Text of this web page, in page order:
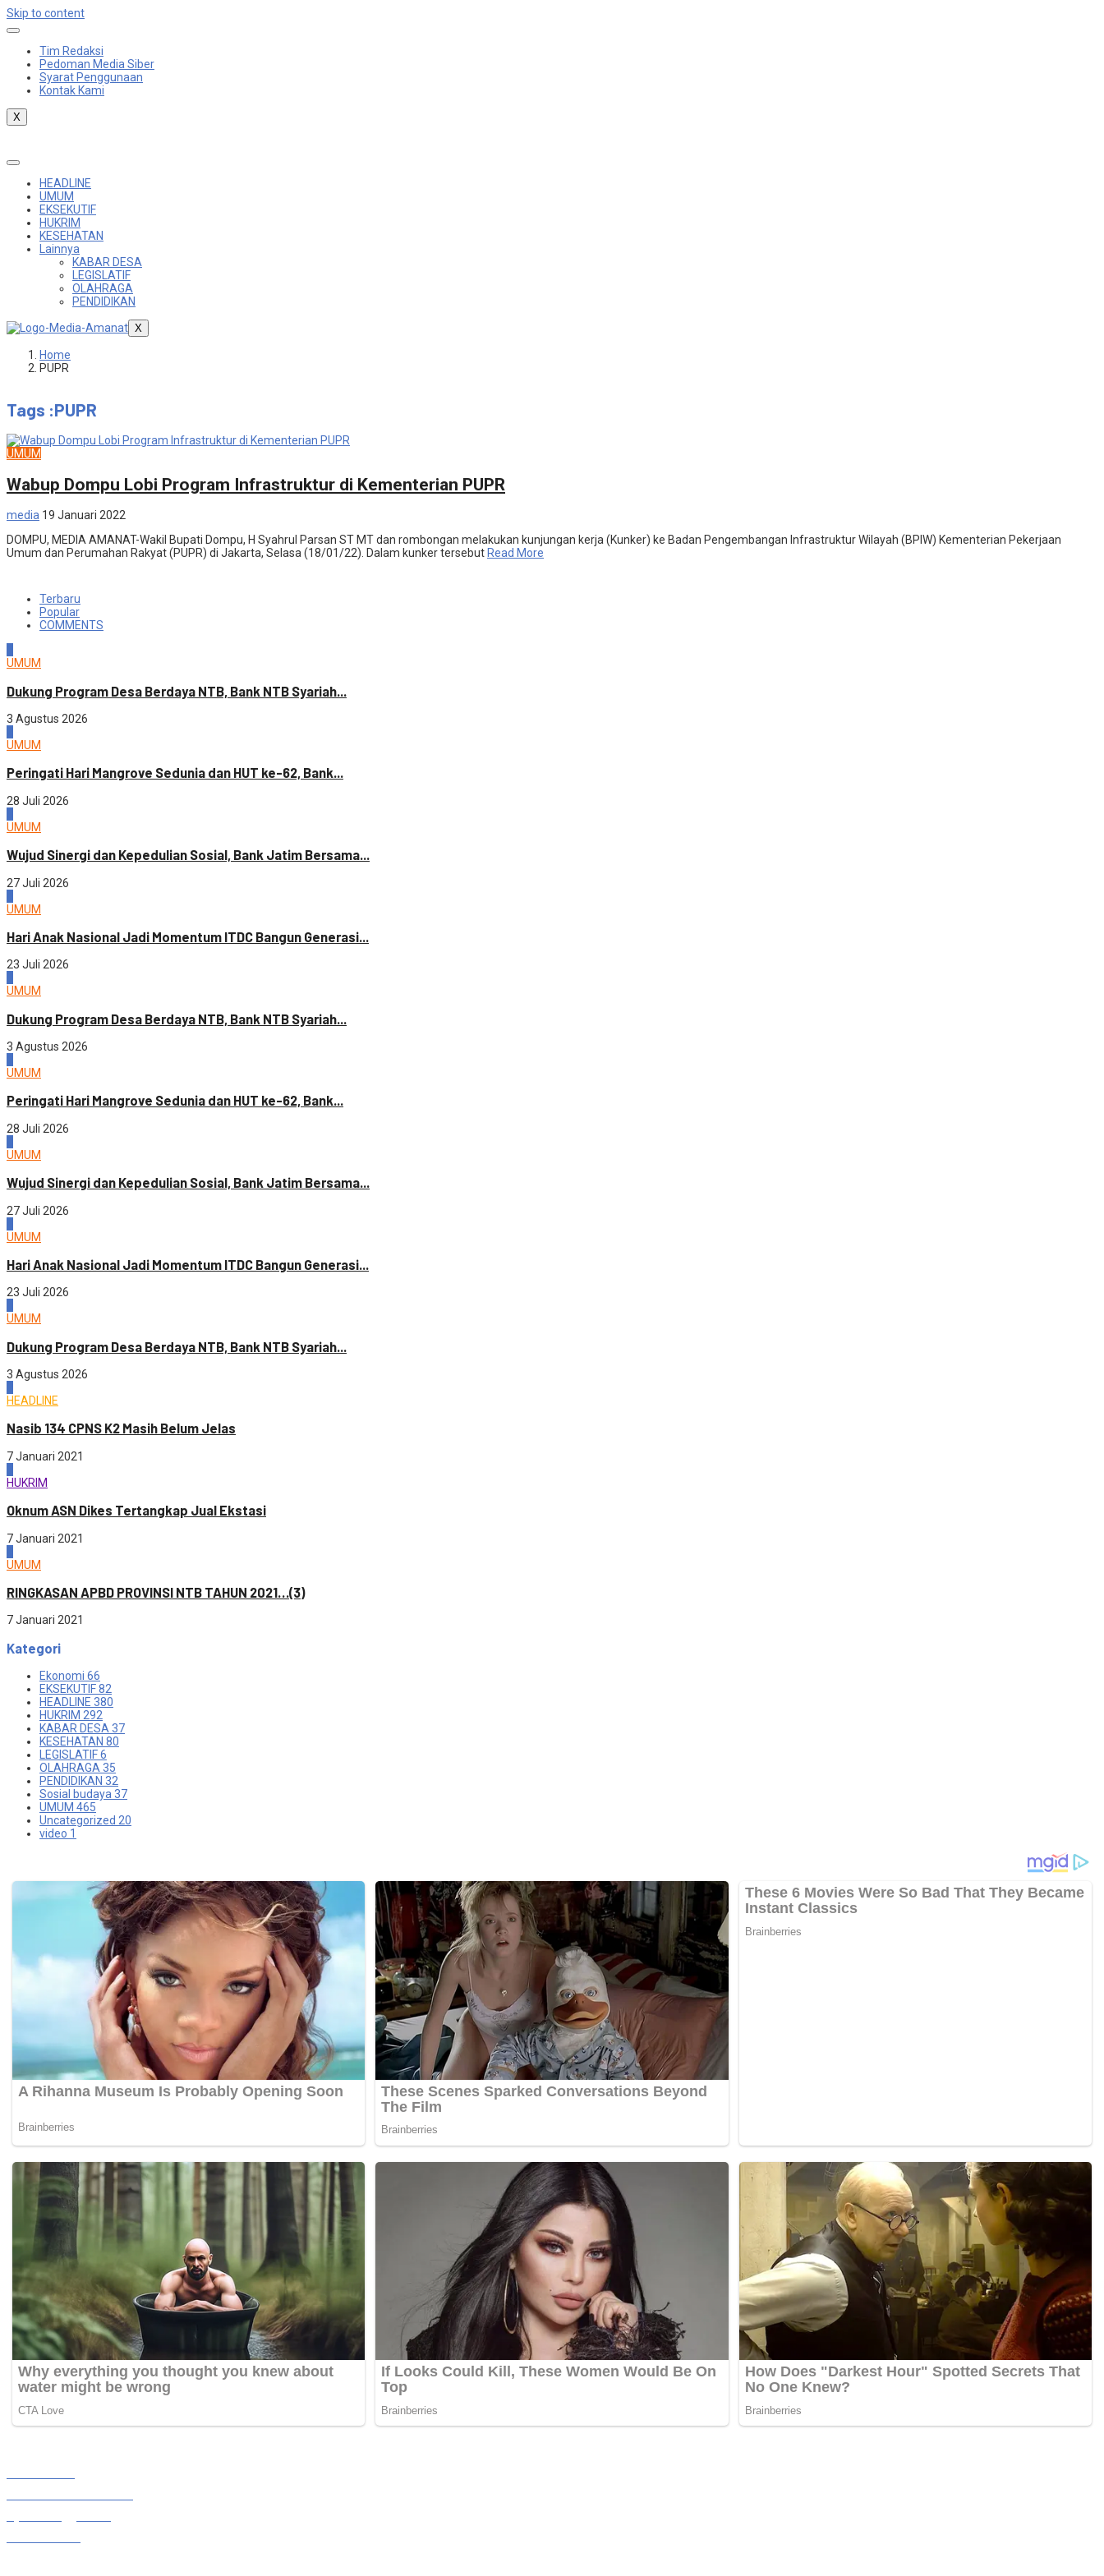
Skip to content
Tim Redaksi
Pedoman Media Siber
Syarat Penggunaan
Kontak Kami
X
HEADLINE
UMUM
EKSEKUTIF
HUKRIM
KESEHATAN
Lainnya
KABAR DESA
LEGISLATIF
OLAHRAGA
PENDIDIKAN
X
Home
PUPR
Tags :PUPR
UMUM
Wabup Dompu Lobi Program Infrastruktur di Kementerian PUPR
media 19 Januari 2022
DOMPU, MEDIA AMANAT-Wakil Bupati Dompu, H Syahrul Parsan ST MT dan rombongan melakukan kunjungan kerja (Kunker) ke Badan Pengembangan Infrastruktur Wilayah (BPIW) Kementerian Pekerjaan
Umum dan Perumahan Rakyat (PUPR) di Jakarta, Selasa (18/01/22). Dalam kunker tersebut Read More
Terbaru
Popular
COMMENTS
UMUM
Dukung Program Desa Berdaya NTB, Bank NTB Syariah...
3 Agustus 2026
UMUM
Peringati Hari Mangrove Sedunia dan HUT ke-62, Bank...
28 Juli 2026
UMUM
Wujud Sinergi dan Kepedulian Sosial, Bank Jatim Bersama...
27 Juli 2026
UMUM
Hari Anak Nasional Jadi Momentum ITDC Bangun Generasi...
23 Juli 2026
UMUM
Dukung Program Desa Berdaya NTB, Bank NTB Syariah...
3 Agustus 2026
UMUM
Peringati Hari Mangrove Sedunia dan HUT ke-62, Bank...
28 Juli 2026
UMUM
Wujud Sinergi dan Kepedulian Sosial, Bank Jatim Bersama...
27 Juli 2026
UMUM
Hari Anak Nasional Jadi Momentum ITDC Bangun Generasi...
23 Juli 2026
UMUM
Dukung Program Desa Berdaya NTB, Bank NTB Syariah...
3 Agustus 2026
HEADLINE
Nasib 134 CPNS K2 Masih Belum Jelas
7 Januari 2021
HUKRIM
Oknum ASN Dikes Tertangkap Jual Ekstasi
7 Januari 2021
UMUM
RINGKASAN APBD PROVINSI NTB TAHUN 2021…(3)
7 Januari 2021
Kategori
Ekonomi 66
EKSEKUTIF82
HEADLINE 380
HUKRIM 292
KABAR DESA 37
KESEHATAN 80
LEGISLATIF6
OLAHRAGA 35
PENDIDIKAN 32
Sosial budaya 37
UMUM 465
Uncategorized 20
video 1